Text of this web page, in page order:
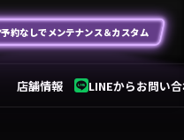
予約なしでメンテナンス＆カスタム
店舗情報 LINEからお問い